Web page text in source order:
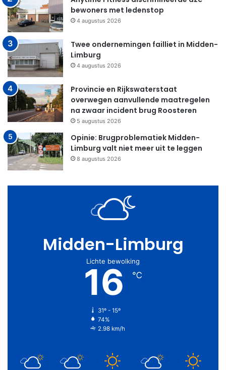
bewoners met ledenstop
4 augustus 2026
Twee ondernemingen failliet in Midden-
Limburg
4 augustus 2026
Provincie en Rijkswaterstaat
overwegen aanvullende maatregelen
na zwaar incident brug Roosteren
5 augustus 2026
Opinie: Brugproblematiek Midden-
Limburg valt niet meer uit te leggen
8 augustus 2026
Midden-Limburg
Lichte bewolking
16 ℃
31º - 15º
74%
2.98 km/h